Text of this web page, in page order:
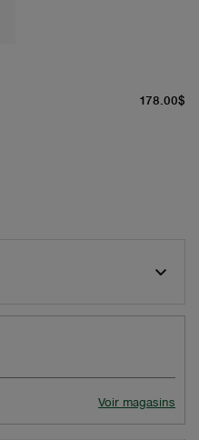
178.00$
Voir magasins